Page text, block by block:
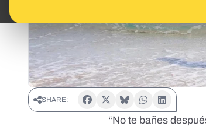
SHARE:
“No te bañes